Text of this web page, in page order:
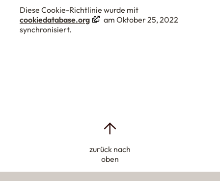
Diese Cookie-Richtlinie wurde mit
cookiedatabase.org
am Oktober 25, 2022
synchronisiert.
zurück nach
oben